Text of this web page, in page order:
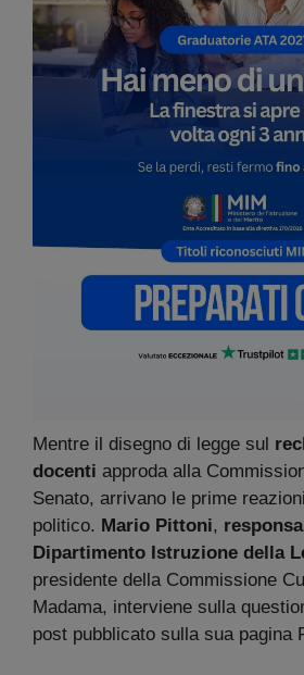
Mentre il disegno di legge sul
docenti approda alla
Senato, arrivano le prime
politico. Mario Pittoni,
Dipartimento Istruzione della
presidente della Commissione
Madama, interviene sulla
post pubblicato sulla sua pagina